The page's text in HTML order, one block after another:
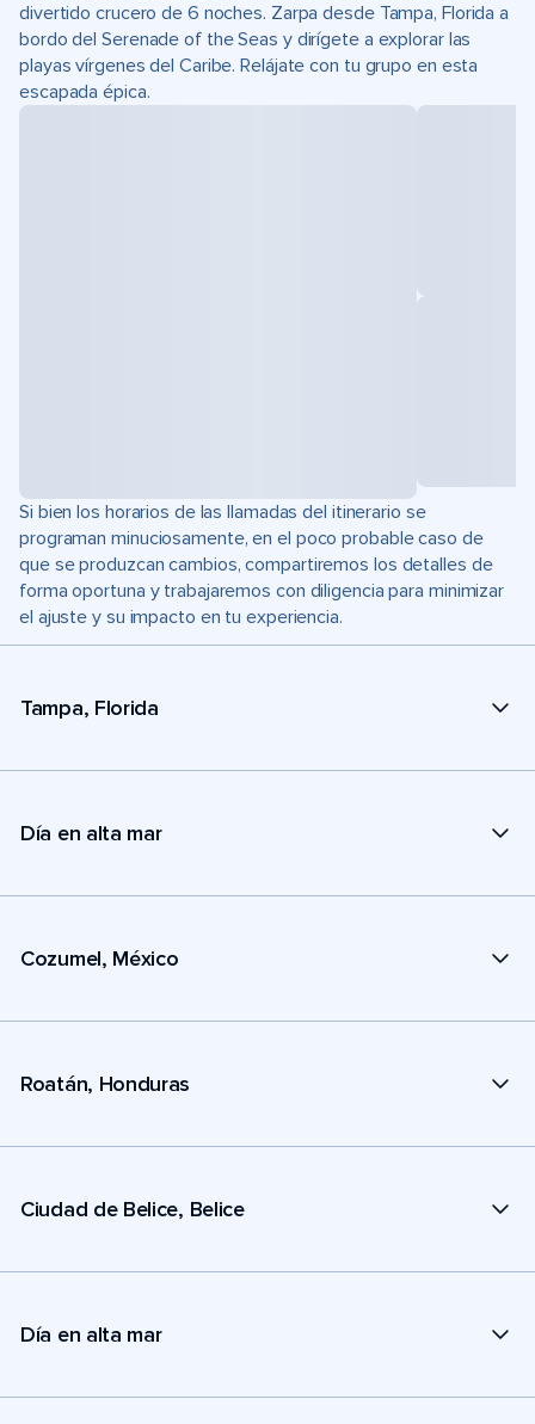
divertido crucero de 6 noches. Zarpa desde Tampa, Florida a
bordo del Serenade of the Seas y dirígete a explorar las
playas vírgenes del Caribe. Relájate con tu grupo en esta
escapada épica.
Si bien los horarios de las llamadas del itinerario se
programan minuciosamente, en el poco probable caso de
que se produzcan cambios, compartiremos los detalles de
forma oportuna y trabajaremos con diligencia para minimizar
el ajuste y su impacto en tu experiencia.
Tampa, Florida
Día en alta mar
Cozumel, México
Roatán, Honduras
Ciudad de Belice, Belice
Día en alta mar